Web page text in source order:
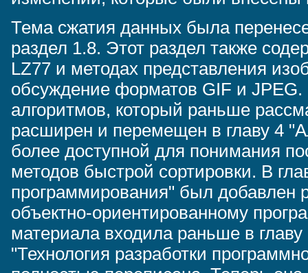
Тема сжатия данных была
раздел 1.8. Этот раздел также
LZ77 и методах представления
обсуждение форматов GIF и
алгоритмов, который раньше
расширен и перемещен в главу 4
более доступной для понимания
методов быстрой сортировки. В
программирования" был добавлен
объектно-ориентированному
материала входила раньше в
"Технология разработки